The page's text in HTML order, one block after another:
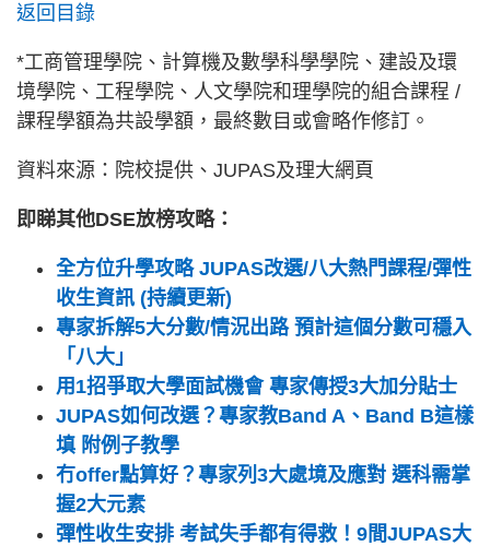
返回目錄
*工商管理學院、計算機及數學科學學院、建設及環
境學院、工程學院、人文學院和理學院的組合課程 /
課程學額為共設學額，最終數目或會略作修訂。
資料來源：院校提供、JUPAS及理大網頁
即睇其他DSE放榜攻略：
全方位升學攻略 JUPAS改選/八大熱門課程/彈性
收生資訊 (持續更新)
專家拆解5大分數/情況出路 預計這個分數可穩入
「八大」
用1招爭取大學面試機會 專家傳授3大加分貼士
JUPAS如何改選？專家教Band A、Band B這樣
填 附例子教學
冇offer點算好？專家列3大處境及應對 選科需掌
握2大元素
彈性收生安排 考試失手都有得救！9間JUPAS大